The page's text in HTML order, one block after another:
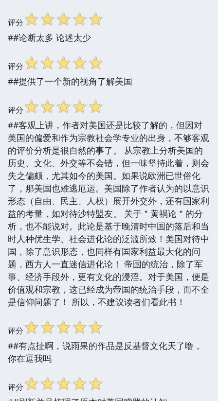
评分☆☆☆☆☆
##论断太多 论述太少
评分☆☆☆☆☆
##提供了一个新的视角了解美国
评分☆☆☆☆☆
##客观上讲，作者对美国还是比较了解的，但因对
美国的偏爱和作为宗教社会学专业的出身，不够客观
的评价分析是很自然的事了。 从宗教上分析美国的
历史、文化、外交等不会错，但一味坚持此着，则会
失之偏颇，尤其如今的美国。如果说欧洲已世俗化
了，那美国也难逃厄运。美国除了作者认为的以意识
形态（自由、民主、人权）展开外交外，还有国家利
益的考量，如对待沙特盟友。 关于＂黄祸论＂的分
析，也不能说对。此论是基于晚清时中国的落后和当
时人种优生学、社会进化论的泛滥所致！美国对待中
国，除了意识形态，也同样有国家利益最大化的问
题，西方人一直迷信进化论！ 帝国的统治，除了军
事、经济手段外，更有文化的浸淫。对于美国，便是
价值观和宗教，这已经成为帝国的统治手段，而不全
是信仰问题了！ 所以，不建议读者们看此书！
评分☆☆☆☆☆
##有点扯啊，说雨果的作品是反基督文化天了噜，
你在逗我吗
评分☆☆☆☆☆